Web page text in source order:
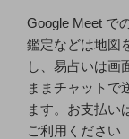
Google Meet で
鑑定などは地図
し、易占いは画
ままチャットで
ます。お支払い
ご利用ください